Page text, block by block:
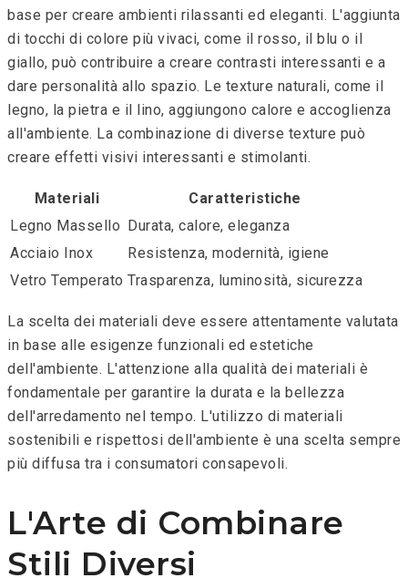
base per creare ambienti rilassanti ed eleganti. L'aggiunta
di tocchi di colore più vivaci, come il rosso, il blu o il
giallo, può contribuire a creare contrasti interessanti e a
dare personalità allo spazio. Le texture naturali, come il
legno, la pietra e il lino, aggiungono calore e accoglienza
all'ambiente. La combinazione di diverse texture può
creare effetti visivi interessanti e stimolanti.
Materiali
Caratteristiche
Legno Massello
Durata, calore, eleganza
Acciaio Inox
Resistenza, modernità, igiene
Vetro Temperato Trasparenza, luminosità, sicurezza
La scelta dei materiali deve essere attentamente valutata
in base alle esigenze funzionali ed estetiche
dell'ambiente. L'attenzione alla qualità dei materiali è
fondamentale per garantire la durata e la bellezza
dell'arredamento nel tempo. L'utilizzo di materiali
sostenibili e rispettosi dell'ambiente è una scelta sempre
più diffusa tra i consumatori consapevoli.
L'Arte di Combinare
Stili Diversi